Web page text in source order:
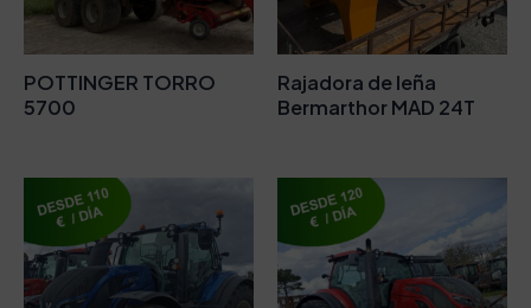
POTTINGER TORRO
5700
Rajadora de leña
Bermarthor MAD 24T